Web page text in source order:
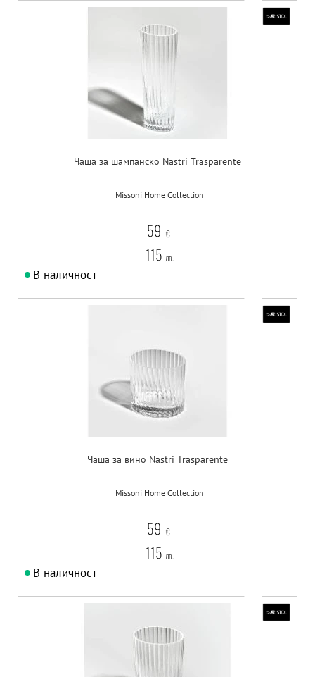
Чаша за шампанско Nastri Trasparente
Missoni Home Collection
59 €
115 лв.
В наличност
Чаша за вино Nastri Trasparente
Missoni Home Collection
59 €
115 лв.
В наличност